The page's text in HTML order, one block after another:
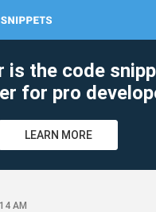
is the code
for pro
LEARN MORE
AM